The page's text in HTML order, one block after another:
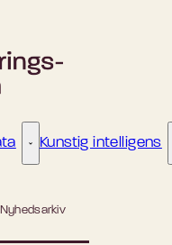
- Flere links
Data - Flere links
Kunstig intelligens
Nyhedsarkiv